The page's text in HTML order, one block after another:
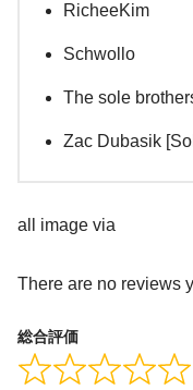
RicheeKim
Schwollo
The sole
Zac Dubasik
all image via
There are no reviews
総合評価